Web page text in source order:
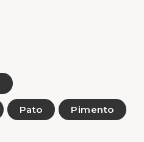
Pato Pimento